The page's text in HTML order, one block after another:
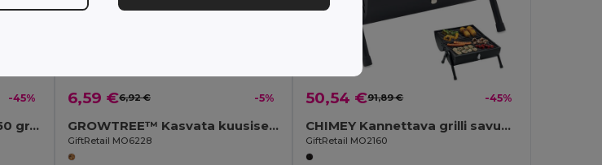
-45%
CALY RPET-fleecehuopa 150 gr/m²
6,59 €6,92 € -5%
GROWTREE™ Kasvata kuusisetti
GiftRetail MO6228
50,54 €91,89 € -45%
CHIMEY Kannettava grilli savupiipulla
GiftRetail MO2160